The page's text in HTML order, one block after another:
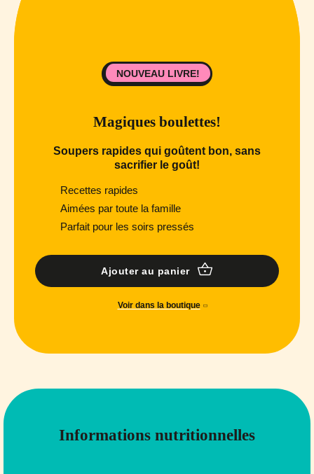
Magiques boulettes!
Soupers rapides qui goûtent bon, sans
sacrifier le goût!
Recettes rapides
Aimées par toute la famille
Parfait pour les soirs pressés
Ajouter au panier
Voir dans la boutique
NOUVEAU LIVRE!
Informations nutritionnelles